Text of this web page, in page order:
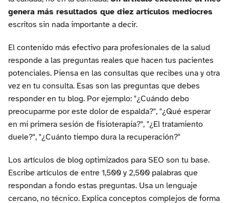
genera más resultados que diez artículos mediocres
escritos sin nada importante a decir.
El contenido más efectivo para profesionales de la salud
responde a las preguntas reales que hacen tus pacientes
potenciales. Piensa en las consultas que recibes una y otra
vez en tu consulta. Esas son las preguntas que debes
responder en tu blog. Por ejemplo: "¿Cuándo debo
preocuparme por este dolor de espalda?", "¿Qué esperar
en mi primera sesión de fisioterapia?", "¿El tratamiento
duele?", "¿Cuánto tiempo dura la recuperación?"
Los artículos de blog optimizados para SEO son tu base.
Escribe artículos de entre 1,500 y 2,500 palabras que
respondan a fondo estas preguntas. Usa un lenguaje
cercano, no técnico. Explica conceptos complejos de forma